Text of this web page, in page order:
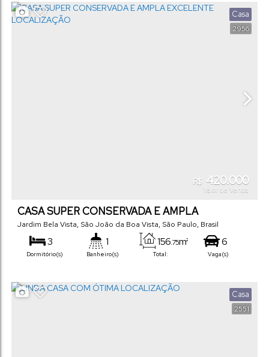
2956
Casa
R$ 420.000
Valor de Venda
CASA SUPER CONSERVADA E AMPLA
EXCELENTE LOCALIZAÇÃO
Jardim Bela Vista, São João da Boa Vista, São Paulo, Brasil
3
Dormitório(s)
1
Banheiro(s) Total:
156.75m² 6
Vaga(s)
2551
Casa